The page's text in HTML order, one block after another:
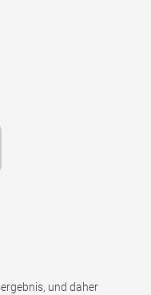
und daher